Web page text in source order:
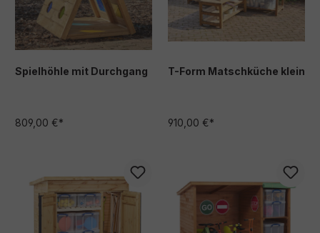
Spielhöhle mit Durchgang
809,00 €*
T-Form Matschküche klein
910,00 €*